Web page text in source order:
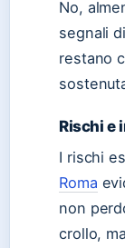
No,
segnali
restano
Rischi e
I rischi
Roma
non
crollo,